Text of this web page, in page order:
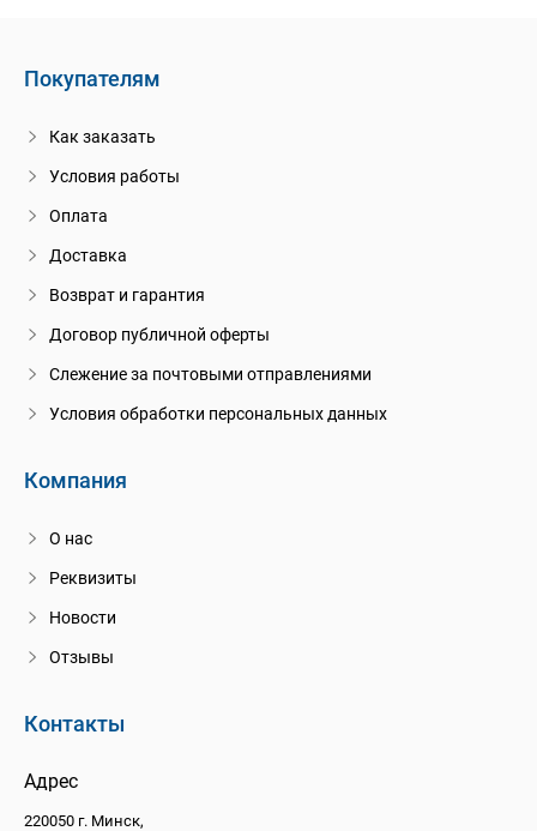
Покупателям
Как заказать
Условия работы
Оплата
Доставка
Возврат и гарантия
Договор публичной оферты
Слежение за почтовыми отправлениями
Условия обработки персональных данных
Компания
О нас
Реквизиты
Новости
Отзывы
Контакты
Адрес
220050 г. Минск,